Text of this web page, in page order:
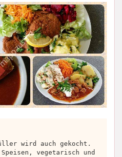
wird auch gekocht.
vegetarisch und